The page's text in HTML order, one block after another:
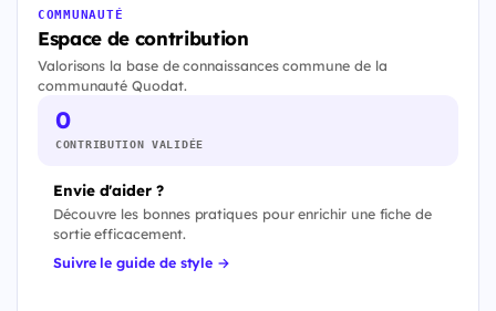
COMMUNAUTÉ
Espace de contribution
Valorisons la base de connaissances commune de la
communauté Quodat.
0
CONTRIBUTION VALIDÉE
Envie d'aider ?
Découvre les bonnes pratiques pour enrichir une fiche de
sortie efficacement.
Suivre le guide de style →